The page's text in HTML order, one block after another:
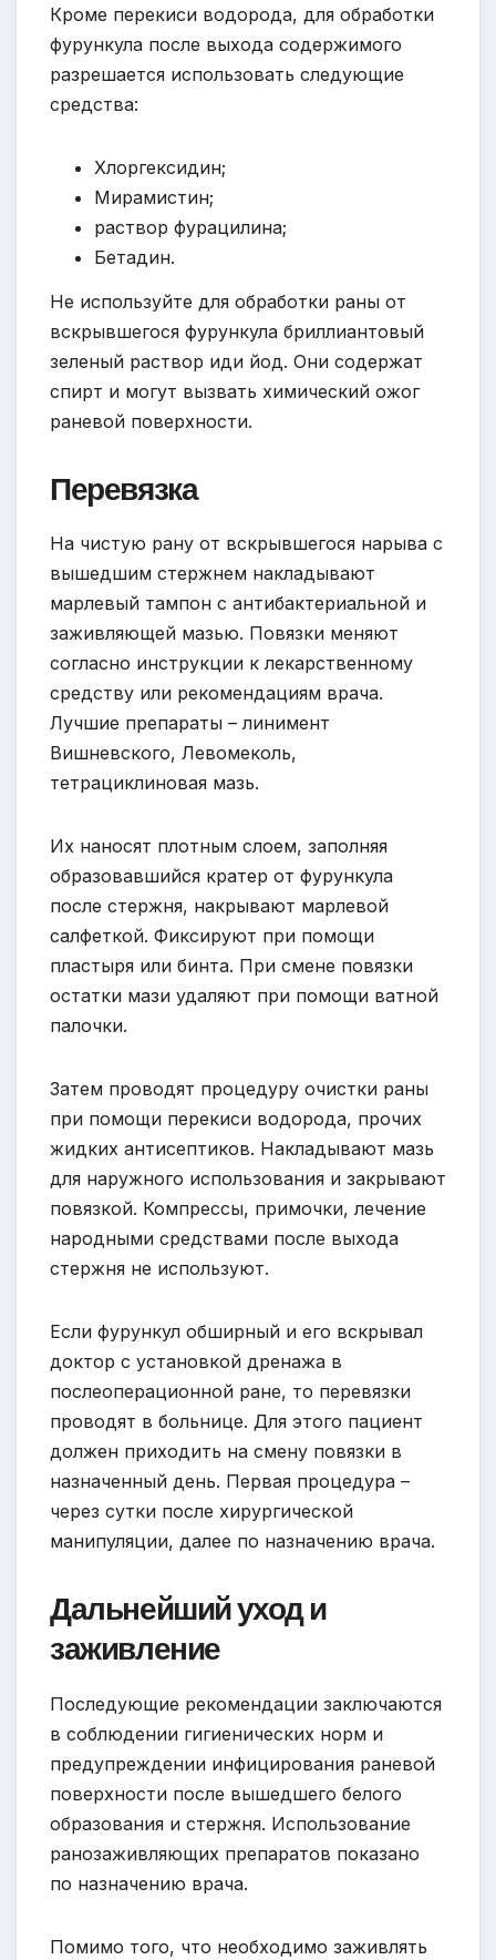
Кроме перекиси водорода, для обработки
фурункула после выхода содержимого
разрешается использовать следующие
средства:
Хлоргексидин;
Мирамистин;
раствор фурацилина;
Бетадин.
Не используйте для обработки раны от
вскрывшегося фурункула бриллиантовый
зеленый раствор иди йод. Они содержат
спирт и могут вызвать химический ожог
раневой поверхности.
Перевязка
На чистую рану от вскрывшегося нарыва с
вышедшим стержнем накладывают
марлевый тампон с антибактериальной и
заживляющей мазью. Повязки меняют
согласно инструкции к лекарственному
средству или рекомендациям врача.
Лучшие препараты – линимент
Вишневского, Левомеколь,
тетрациклиновая мазь.
Их наносят плотным слоем, заполняя
образовавшийся кратер от фурункула
после стержня, накрывают марлевой
салфеткой. Фиксируют при помощи
пластыря или бинта. При смене повязки
остатки мази удаляют при помощи ватной
палочки.
Затем проводят процедуру очистки раны
при помощи перекиси водорода, прочих
жидких антисептиков. Накладывают мазь
для наружного использования и закрывают
повязкой. Компрессы, примочки, лечение
народными средствами после выхода
стержня не используют.
Если фурункул обширный и его вскрывал
доктор с установкой дренажа в
послеоперационной ране, то перевязки
проводят в больнице. Для этого пациент
должен приходить на смену повязки в
назначенный день. Первая процедура –
через сутки после хирургической
манипуляции, далее по назначению врача.
Дальнейший уход и
заживление
Последующие рекомендации заключаются
в соблюдении гигиенических норм и
предупреждении инфицирования раневой
поверхности после вышедшего белого
образования и стержня. Использование
ранозаживляющих препаратов показано
по назначению врача.
Помимо того, что необходимо заживлять